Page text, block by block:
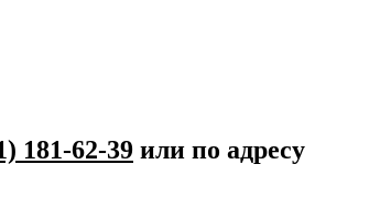
181-62-39 или по адресу